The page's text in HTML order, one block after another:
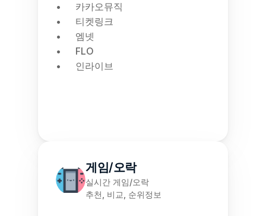
카카오뮤직
티켓링크
엠넷
FLO
인라이브
게임/오락
실시간 게임/오락
추천, 비교, 순위정보